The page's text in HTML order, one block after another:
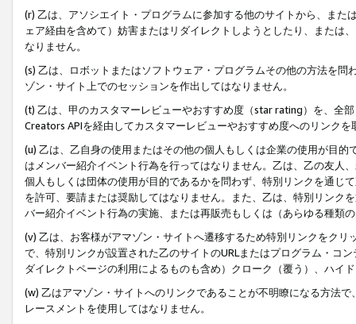
(r) 乙は、アソシエイト・プログラムに参加する他のサイトから、ま
ェア経由を含めて）妨害またはリダイレクトしようとしたり、または
なりません。
(s) 乙は、ロボットまたはソフトウェア・プログラムその他の方法を
ゾン・サイト上でのセッションを作出してはなりません。
(t) 乙は、甲のカスタマーレビューやおすすめ度（star rating）を、全
Creators APIを経由してカスタマーレビューやおすすめ度へのリンクを
(u) 乙は、乙自身の使用またはその他の個人もしくは企業の使用が目
はメンバー紹介イベント行為を行ってはなりません。乙は、乙の友人
個人もしくは団体の使用が目的であるかを問わず、特別リンクを通じ
を許可、要請または奨励してはなりません。また、乙は、特別リンク
バー紹介イベント行為の実施、または再販売もしくは（あらゆる種類
(v) 乙は、お客様がアマゾン・サイトへ遷移するため特別リンクをク
で、特別リンクが設置された乙のサイトのURLまたはプログラム・コ
ダイレクトページの利用によるものも含め）クローク（覆う）、ハイ
(w) 乙はアマゾン・サイトへのリンクであることが不明瞭になる方法
レースメントを使用してはなりません。